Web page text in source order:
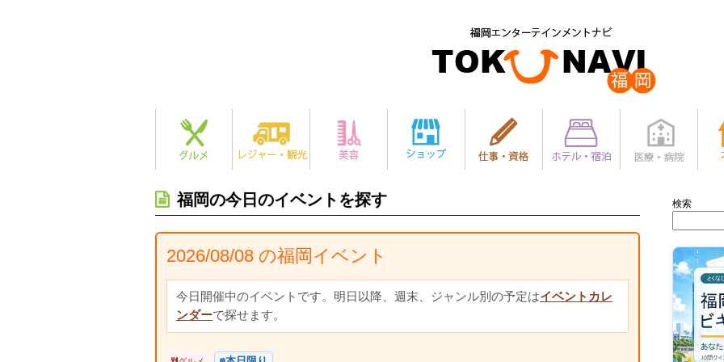
福岡の今日のイベントを探す
2026/08/08 の福岡イベント
今日開催中のイベントです。明日以降、週末、ジャンル別の予定はイベントカレ
ンダーで探せます。
検索